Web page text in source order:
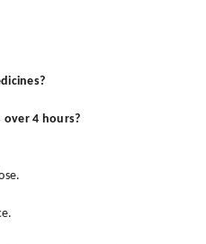
4 hours?